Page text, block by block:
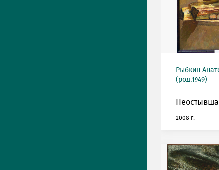
Рыбкин
(род.1949)
2008 г.